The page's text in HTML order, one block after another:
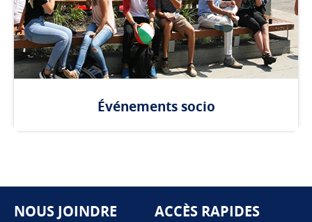
Événements socio
Pied de page
NOUS JOINDRE ACCÈS RAPIDES